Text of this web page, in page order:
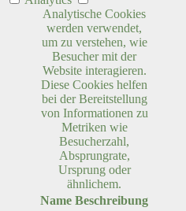
Analytische Cookies
werden verwendet,
um zu verstehen, wie
Besucher mit der
Website interagieren.
Diese Cookies helfen
bei der Bereitstellung
von Informationen zu
Metriken wie
Besucherzahl,
Absprungrate,
Ursprung oder
ähnlichem.
Name Beschreibung